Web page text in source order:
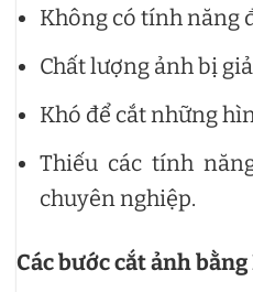
Không có tính năng
Chất lượng ảnh bị
Khó để cắt những
Thiếu các tính
chuyên nghiệp.
Các bước cắt ảnh